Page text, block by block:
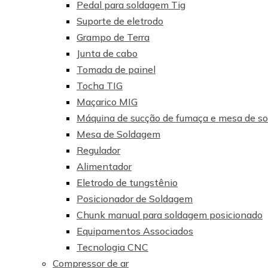
Pedal para soldagem Tig
Suporte de eletrodo
Grampo de Terra
Junta de cabo
Tomada de painel
Tocha TIG
Maçarico MIG
Máquina de sucção de fumaça e mesa de
Mesa de Soldagem
Regulador
Alimentador
Eletrodo de tungstênio
Posicionador de Soldagem
Chunk manual para soldagem posicionado
Equipamentos Associados
Tecnologia CNC
Compressor de ar